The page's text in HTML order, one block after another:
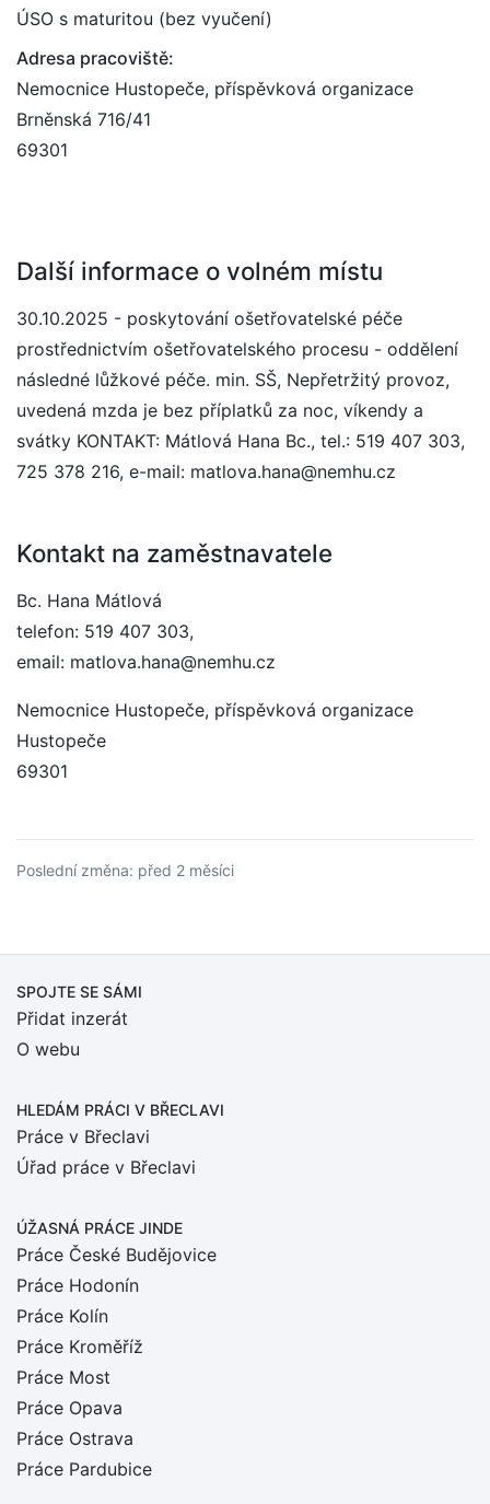
ÚSO s maturitou (bez vyučení)
Adresa pracoviště:
Nemocnice Hustopeče, příspěvková organizace
Brněnská 716/41
69301
Další informace o volném místu
30.10.2025 - poskytování ošetřovatelské péče
prostřednictvím ošetřovatelského procesu - oddělení
následné lůžkové péče. min. SŠ, Nepřetržitý provoz,
uvedená mzda je bez příplatků za noc, víkendy a
svátky KONTAKT: Mátlová Hana Bc., tel.: 519 407 303,
725 378 216, e-mail: matlova.hana@nemhu.cz
Kontakt na zaměstnavatele
Bc. Hana Mátlová
telefon: 519 407 303,
email: matlova.hana@nemhu.cz
Nemocnice Hustopeče, příspěvková organizace
Hustopeče
69301
Poslední změna: před 2 měsíci
SPOJTE SE SÁMI
Přidat inzerát
O webu
HLEDÁM PRÁCI V BŘECLAVI
Práce v Břeclavi
Úřad práce v Břeclavi
ÚŽASNÁ PRÁCE JINDE
Práce České Budějovice
Práce Hodonín
Práce Kolín
Práce Kroměříž
Práce Most
Práce Opava
Práce Ostrava
Práce Pardubice